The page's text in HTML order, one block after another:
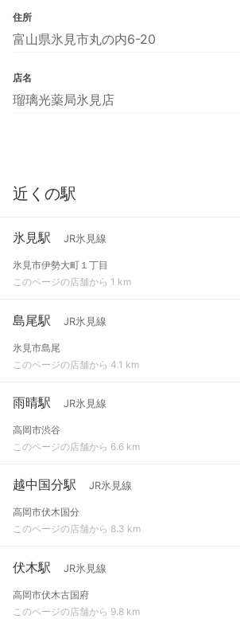
住所
富山県氷見市丸の内6-20
店名
瑠璃光薬局氷見店
近くの駅
氷見駅 JR氷見線
氷見市伊勢大町１丁目
このページの店舗から 1 km
島尾駅 JR氷見線
氷見市島尾
このページの店舗から 4.1 km
雨晴駅 JR氷見線
高岡市渋谷
このページの店舗から 6.6 km
越中国分駅 JR氷見線
高岡市伏木国分
このページの店舗から 8.3 km
伏木駅 JR氷見線
高岡市伏木古国府
このページの店舗から 9.8 km